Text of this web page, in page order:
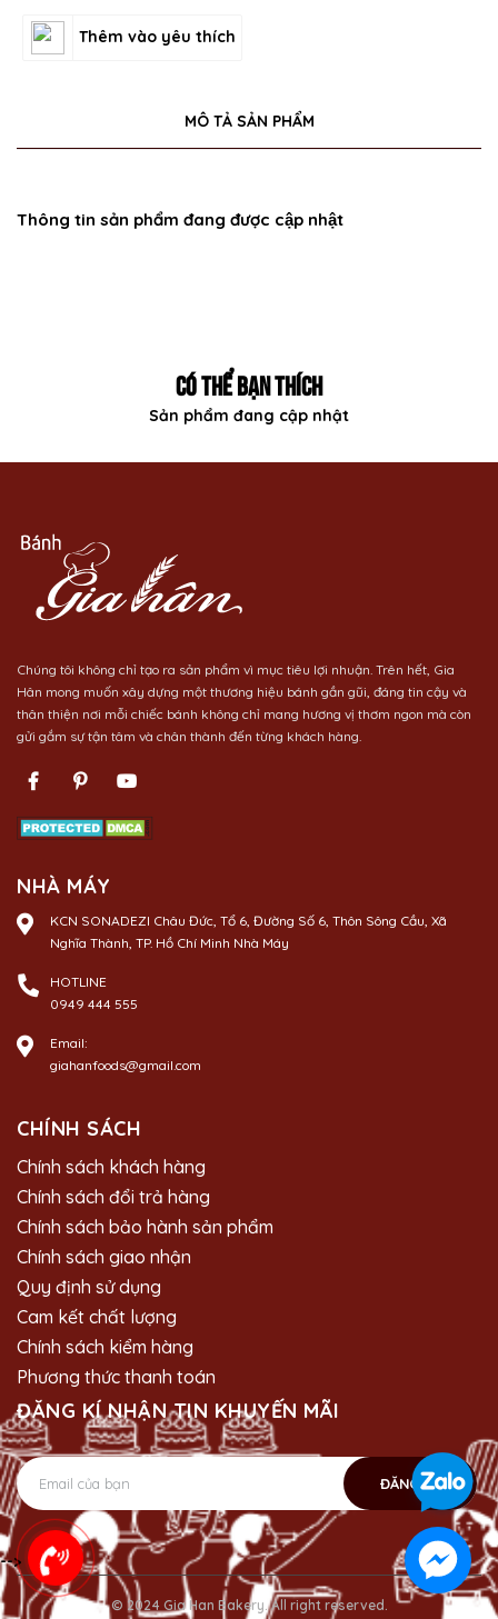
Thêm vào yêu thích
MÔ TẢ SẢN PHẨM
Thông tin sản phẩm đang được cập nhật
CÓ THỂ BẠN THÍCH
Sản phẩm đang cập nhật
Chúng tôi không chỉ tạo ra sản phẩm vì mục tiêu lợi nhuận. Trên hết, Gia
Hân mong muốn xây dựng một thương hiệu bánh gần gũi, đáng tin cậy và
thân thiện nơi mỗi chiếc bánh không chỉ mang hương vị thơm ngon mà còn
gửi gắm sự tận tâm và chân thành đến từng khách hàng.
NHÀ MÁY
KCN SONADEZI Châu Đức, Tổ 6, Đường Số 6, Thôn Sông Cầu, Xã
Nghĩa Thành, TP. Hồ Chí Minh Nhà Máy
HOTLINE
0949 444 555
Email:
giahanfoods@gmail.com
CHÍNH SÁCH
Chính sách khách hàng
Chính sách đổi trả hàng
Chính sách bảo hành sản phẩm
Chính sách giao nhận
Quy định sử dụng
Cam kết chất lượng
Chính sách kiểm hàng
Phương thức thanh toán
ĐĂNG KÍ NHẬN TIN KHUYẾN MÃI
ĐĂNG KÝ
-->
© 2024 Gia Han Bakery. All right reserved.